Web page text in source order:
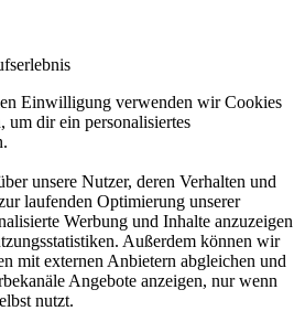
Einwilligung verwenden wir Cookies
um dir ein personalisiertes
unsere Nutzer, deren Verhalten und
laufenden Optimierung unserer
Werbung und Inhalte anzuzeigen
Außerdem können wir
mit externen Anbietern abgleichen und
Angebote anzeigen, nur wenn
nutzt.